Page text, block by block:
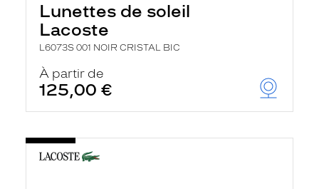
Lunettes de soleil
Lacoste
L6073S 001 NOIR CRISTAL BIC
À partir de
125,00 €